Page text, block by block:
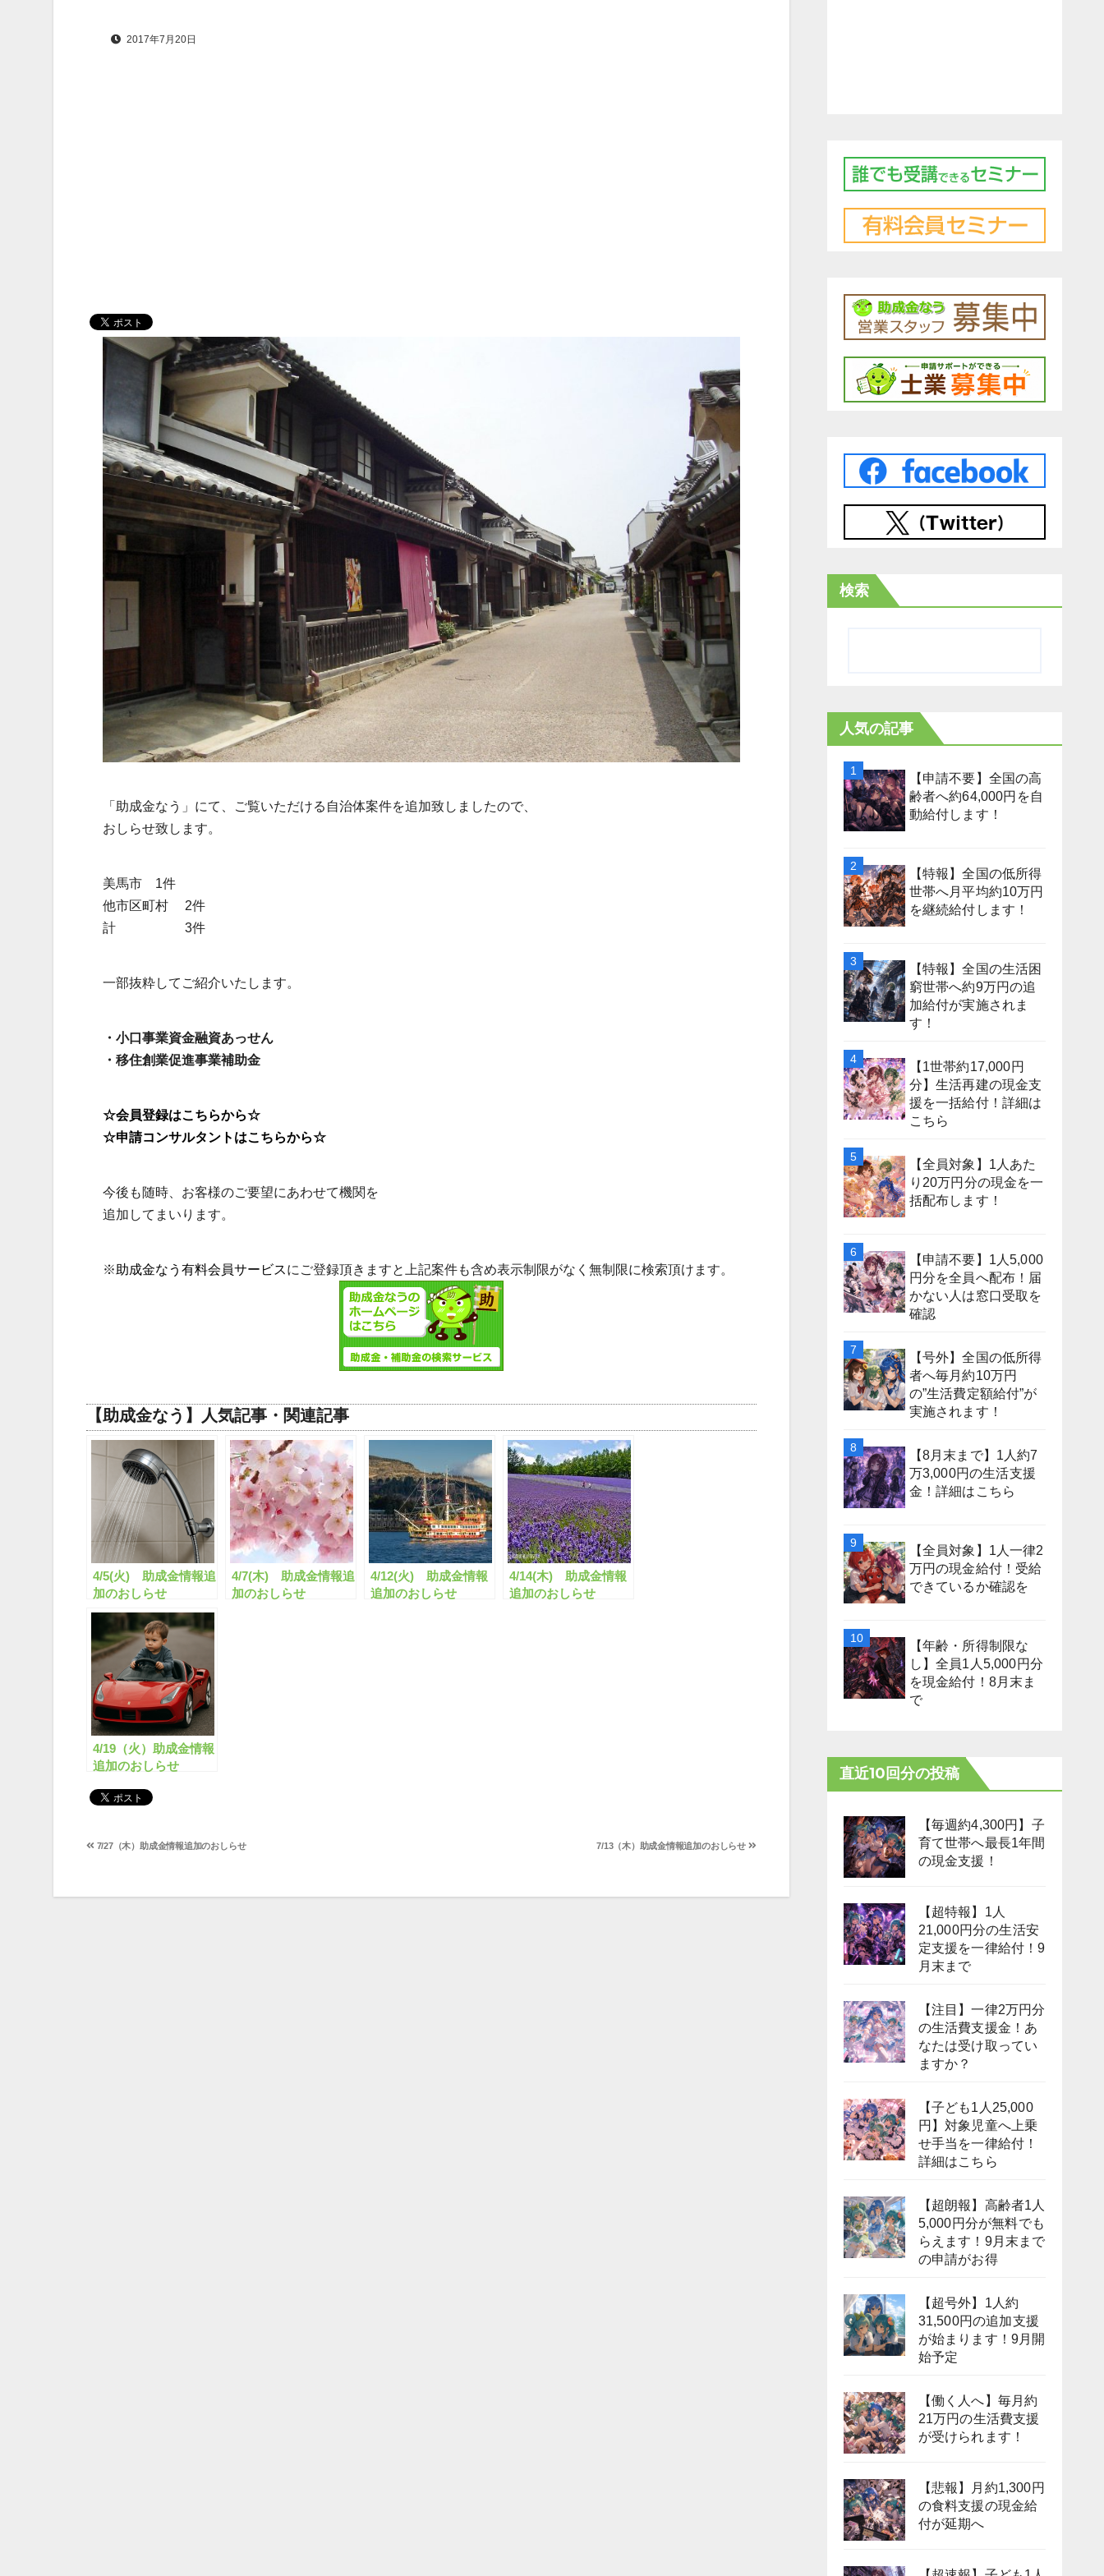
2017年7月20日
「助成金なう」にて、ご覧いただける自治体案件を追加致しましたので、
おしらせ致します。
美馬市 1件
他市区町村 2件
計 3件
一部抜粋してご紹介いたします。
・小口事業資金融資あっせん
・移住創業促進事業補助金
☆会員登録はこちらから☆
☆申請コンサルタントはこちらから☆
今後も随時、お客様のご要望にあわせて機関を
追加してまいります。
※ 助成金なう有料会員サービスにご登録頂きますと上記案件も含め表示制限がなく無制限に検索頂けます。
【助成金なう】人気記事・関連記事
4/5(火) 助成金情報追
加のおしらせ
4/7(木) 助成金情報追
加のおしらせ
4/12(火) 助成金情報
追加のおしらせ
4/14(木) 助成金情報
追加のおしらせ
4/19（火）助成金情報
追加のおしらせ
投
ナ
7/13（木）助成金情報追加のおしらせ
7/27（木）助成金情報追加のおしらせ
検索
人気の記事
【申請不要】全国の高
齢者へ約64,000円を自
動給付します！
【特報】全国の低所得
世帯へ月平均約10万円
を継続給付します！
【特報】全国の生活困
窮世帯へ約9万円の追
加給付が実施されま
す！
【1世帯約17,000円
分】生活再建の現金支
援を一括給付！詳細は
こちら
【全員対象】1人あた
り20万円分の現金を一
括配布します！
【申請不要】1人5,000
円分を全員へ配布！届
かない人は窓口受取を
確認
【号外】全国の低所得
者へ毎月約10万円
の”生活費定額給付”が
実施されます！
【8月末まで】1人約7
万3,000円の生活支援
金！詳細はこちら
【全員対象】1人一律2
万円の現金給付！受給
できているか確認を
【年齢・所得制限な
し】全員1人5,000円分
を現金給付！8月末ま
で
直近10回分の投稿
【毎週約4,300円】子
育て世帯へ最長1年間
の現金支援！
【超特報】1人
21,000円分の生活安
定支援を一律給付！9
月末まで
【注目】一律2万円分
の生活費支援金！あ
なたは受け取ってい
ますか？
【子ども1人25,000
円】対象児童へ上乗
せ手当を一律給付！
詳細はこちら
【超朗報】高齢者1人
5,000円分が無料でも
らえます！9月末まで
の申請がお得
【超号外】1人約
31,500円の追加支援
が始まります！9月開
始予定
【働く人へ】毎月約
21万円の生活費支援
が受けられます！
【悲報】月約1,300円
の食料支援の現金給
付が延期へ